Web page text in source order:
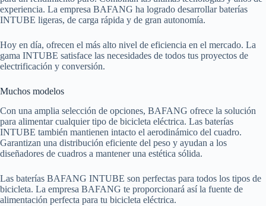
experiencia. La empresa BAFANG ha logrado desarrollar baterías
INTUBE ligeras, de carga rápida y de gran autonomía.
Hoy en día, ofrecen el más alto nivel de eficiencia en el mercado. La
gama INTUBE satisface las necesidades de todos tus proyectos de
electrificación y conversión.
Muchos modelos
Con una amplia selección de opciones, BAFANG ofrece la solución
para alimentar cualquier tipo de bicicleta eléctrica. Las baterías
INTUBE también mantienen intacto el aerodinámico del cuadro.
Garantizan una distribución eficiente del peso y ayudan a los
diseñadores de cuadros a mantener una estética sólida.
Las baterías BAFANG INTUBE son perfectas para todos los tipos de
bicicleta. La empresa BAFANG te proporcionará así la fuente de
alimentación perfecta para tu bicicleta eléctrica.